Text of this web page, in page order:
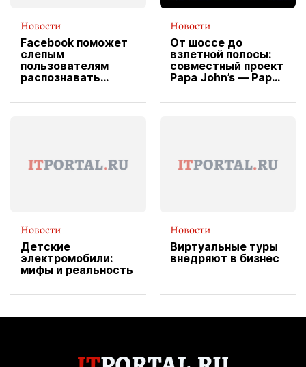
Новости
Facebook поможет
слепым
пользователям
распознавать
Новости
От шоссе до
взлетной полосы:
совместный проект
Papa John’s — Papa
вводит
Новости
Детские
электромобили:
мифы и реальность
Новости
Виртуальные туры
внедряют в бизнес